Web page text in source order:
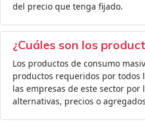
del precio que tenga fijado.
¿Cuáles son los
Los productos de consumo
productos requeridos por todos
las empresas de este sector
alternativas, precios o